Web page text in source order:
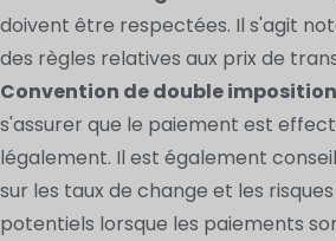
doivent être respectées. Il s'agit
des règles relatives aux prix de
Convention de double imposition
s'assurer que le paiement est
légalement. Il est également
sur les taux de change et les
potentiels lorsque les paiements